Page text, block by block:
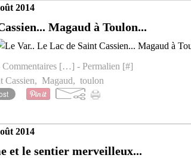
2014
Magaud à Toulon...
Commentaires […] - Permalien [#]
Cassien, Magaud, toulon
2014
et le sentier merveilleux...